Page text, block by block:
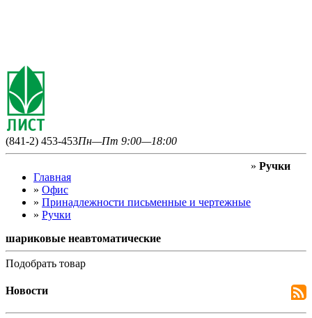
(841-2) 453-453Пн—Пт 9:00—18:00
Главная
» Офис
» Принадлежности письменные и чертежные
» Ручки
» Ручки
шариковые неавтоматические
Подобрать товар
Новости